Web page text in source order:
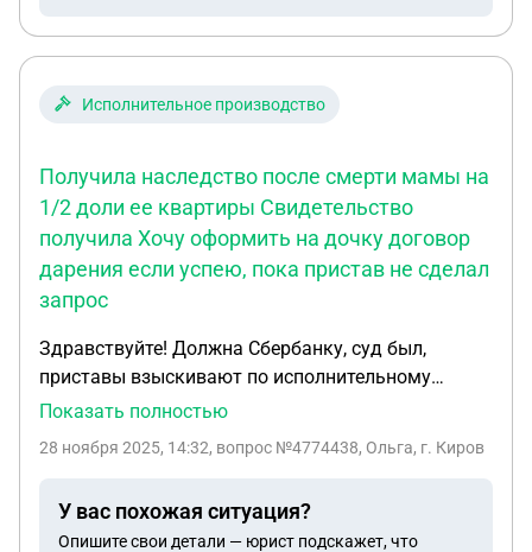
заставить. Он был оповещен от нас, но делать
выдачу свидетельства о наследстве со стороны
Исполнительное производство
Получила наследство после смерти мамы на
1/2 доли ее квартиры Свидетельство
получила Хочу оформить на дочку договор
дарения если успею, пока пристав не сделал
запрос
Здравствуйте! Должна Сбербанку, суд был,
приставы взыскивают по исполнительному
производству. Получила наследство после смерти
получила Хочу оформить на дочку договор
запрос.
Показать полностью
28 ноября 2025, 14:32, вопрос №4774438, Ольга, г. Киров
У вас похожая ситуация?
Опишите свои детали — юрист подскажет, что